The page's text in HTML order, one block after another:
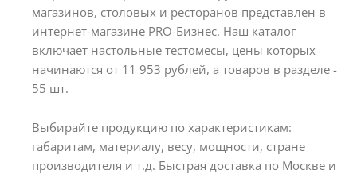
магазинов, столовых и ресторанов представлен в
интернет-магазине PRO-Бизнес. Наш каталог
включает настольные тестомесы, цены которых
начинаются от 11 953 рублей, а товаров в разделе -
55 шт.
Выбирайте продукцию по характеристикам:
габаритам, материалу, весу, мощности, стране
производителя и т.д. Быстрая доставка по Москве и